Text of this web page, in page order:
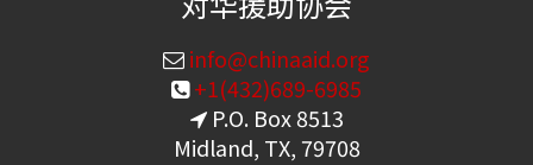
info@chinaaid.org
+1(432)689-6985
P.O. Box 8513
Midland, TX, 79708